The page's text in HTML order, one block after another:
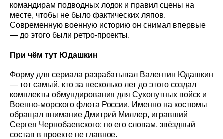
командирам подводных лодок и правил сцены на
месте, чтобы не было фактических ляпов.
Современную военную историю он снимал впервые
— до этого были ретро-проекты.
При чём тут Юдашкин
Форму для сериала разрабатывал Валентин Юдашкин
— тот самый, кто за несколько лет до этого создал
комплекты обмундирования для Сухопутных войск и
Военно-морского флота России. Именно на костюмы
обращал внимание Дмитрий Миллер, игравший
Сергея Чернобаевского: по его словам, звёздный
состав в проекте не главное.